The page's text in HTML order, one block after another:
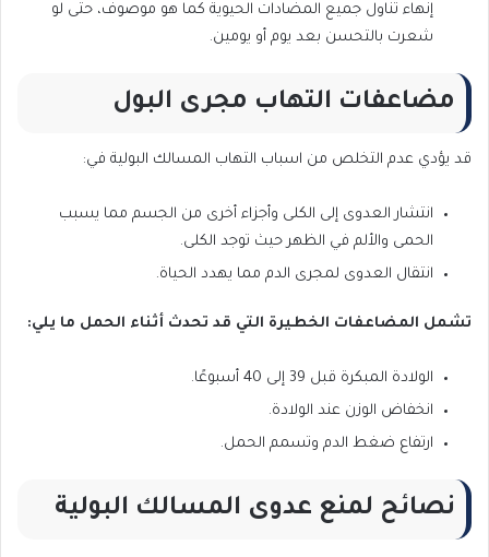
إنهاء تناول جميع المضادات الحيوية كما هو موصوف، حتى لو
شعرت بالتحسن بعد يوم أو يومين.
مضاعفات التهاب مجرى البول
قد يؤدي عدم التخلص من اسباب التهاب المسالك البولية في:
انتشار العدوى إلى الكلى وأجزاء أخرى من الجسم مما يسبب
الحمى والألم في الظهر حيث توجد الكلى.
انتقال العدوى لمجرى الدم مما يهدد الحياة.
تشمل المضاعفات الخطيرة التي قد تحدث أثناء الحمل ما يلي:
الولادة المبكرة قبل 39 إلى 40 أسبوعًا.
انخفاض الوزن عند الولادة.
ارتفاع ضغط الدم وتسمم الحمل.
نصائح لمنع عدوى المسالك البولية